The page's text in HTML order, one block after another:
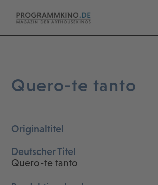
Quero-te tanto
Originaltitel
Deutscher Titel
Quero-te tanto